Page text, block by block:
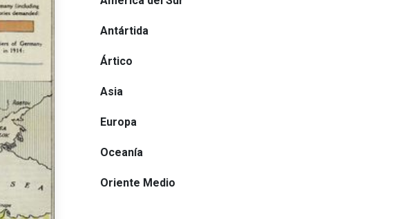
Antártida
Ártico
Asia
Europa
Oceanía
Oriente Medio